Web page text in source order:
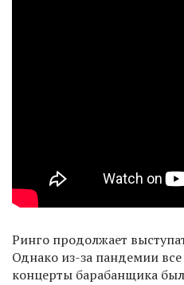
Ринго продолжает
Однако из-за пандемии
концерты барабанщика